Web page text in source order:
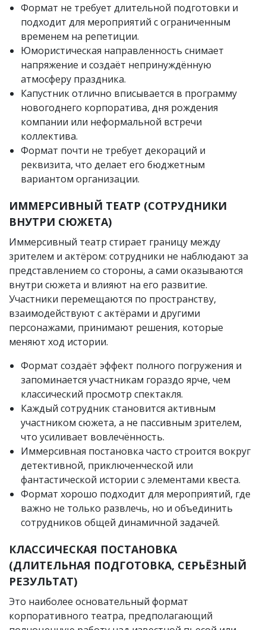
Формат не требует длительной подготовки и
подходит для мероприятий с ограниченным
временем на репетиции.
Юмористическая направленность снимает
напряжение и создаёт непринуждённую
атмосферу праздника.
Капустник отлично вписывается в программу
новогоднего корпоратива, дня рождения
компании или неформальной встречи
коллектива.
Формат почти не требует декораций и
реквизита, что делает его бюджетным
вариантом организации.
ИММЕРСИВНЫЙ ТЕАТР (СОТРУДНИКИ
ВНУТРИ СЮЖЕТА)
Иммерсивный театр стирает границу между
зрителем и актёром: сотрудники не наблюдают за
представлением со стороны, а сами оказываются
внутри сюжета и влияют на его развитие.
Участники перемещаются по пространству,
взаимодействуют с актёрами и другими
персонажами, принимают решения, которые
меняют ход истории.
Формат создаёт эффект полного погружения и
запоминается участникам гораздо ярче, чем
классический просмотр спектакля.
Каждый сотрудник становится активным
участником сюжета, а не пассивным зрителем,
что усиливает вовлечённость.
Иммерсивная постановка часто строится вокруг
детективной, приключенческой или
фантастической истории с элементами квеста.
Формат хорошо подходит для мероприятий, где
важно не только развлечь, но и объединить
сотрудников общей динамичной задачей.
КЛАССИЧЕСКАЯ ПОСТАНОВКА
(ДЛИТЕЛЬНАЯ ПОДГОТОВКА, СЕРЬЁЗНЫЙ
РЕЗУЛЬТАТ)
Это наиболее основательный формат
корпоративного театра, предполагающий